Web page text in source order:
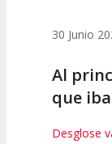
30 Junio
Al
que
Desglose